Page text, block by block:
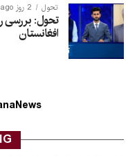
تحول 2 روز ago
تحول: بررسی
افغانستان